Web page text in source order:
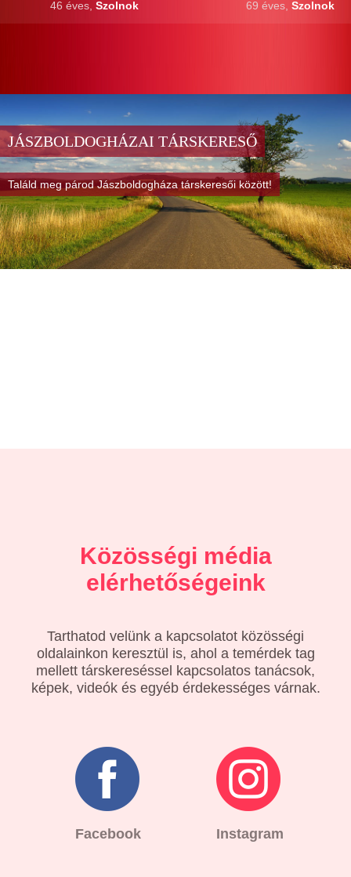
46 éves, Szolnok 69 éves, Szolnok
JÁSZBOLDOGHÁZAI TÁRSKERESŐ
Találd meg párod Jászboldogháza társkeresői között!
Közösségi média
elérhetőségeink
Tarthatod velünk a kapcsolatot közösségi
oldalainkon keresztül is, ahol a temérdek tag
mellett társkereséssel kapcsolatos tanácsok,
képek, videók és egyéb érdekességes várnak.
Facebook Instagram